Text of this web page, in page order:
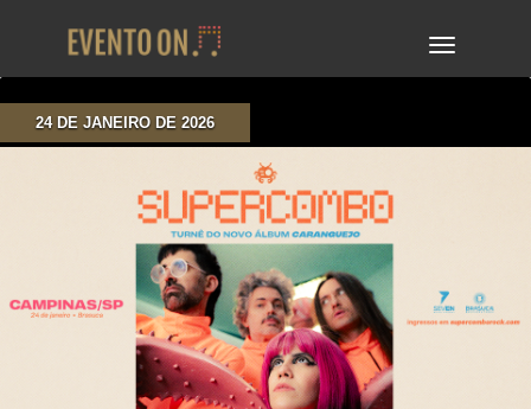
TOGGLE
24 DE JANEIRO DE 2026